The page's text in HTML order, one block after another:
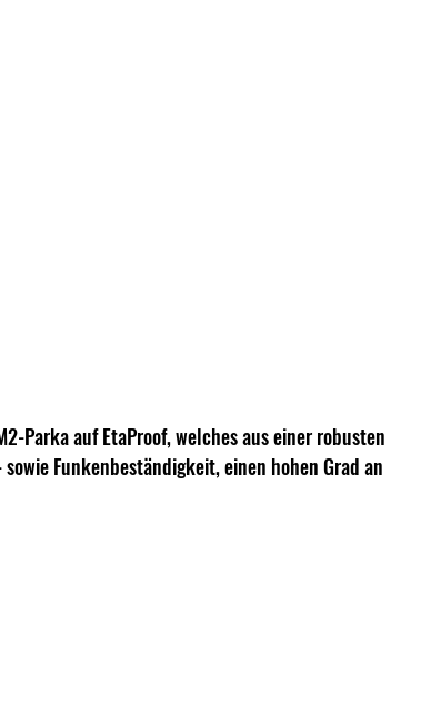
Parka auf EtaProof, welches aus einer robusten
Funkenbeständigkeit, einen hohen Grad an